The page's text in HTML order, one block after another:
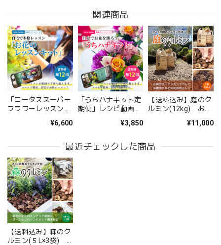
お供え花アレンジメント「紫香の祈り」｜春彼岸・お盆・命日・法事の供花
2026/05/09
無事に届いたようです。 注文時に、間違えて記入してどう
しようと思っていた所に、丁寧な電話をいただき助かりまし
た。 送り先の友人から写真が送られてきましたが、とても
立派なアレンジメントで感激しました。 友人も喜んでいま
慮されていたようです。 お願いして良かったです。 また機
ました。
このたびは大切なご友人への贈り物に、当店の
お花をお選びいただき誠にありがとうございま
した。 また、ご友人にもお喜びいただけたとの
こと、そしてお送りしたアレンジメントを「立
派」とお褒めいただき、大変嬉しく拝見しまし
た。 配送についてもご満足いただけたようで何
よりです。 温かいお言葉を励みに、これからも
関連商品
「ロータススーパー
フラワーレッスン定
を見ながら自宅でフ
¥6,600
「うちハナキット定
期便」レシピ動画で
¥3,850
【送料込み】庭のク
ルミン(12kg) お庭
駐車場の防犯に¥11,000
最近チェックした商品
【送料込み】森のク
ルミン(５L×3袋)